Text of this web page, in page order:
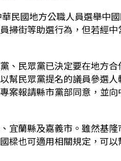
民國地方公職人員選舉中
掃街等助選行為，但若經
、民眾黨已決定要在地方
幫民眾黨提名的議員參選
案報請縣市黨部同意，並
宜蘭縣及嘉義市。雖然基
樑也可適用相關規定，可